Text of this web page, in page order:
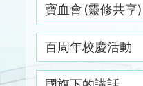
寶血會 (靈修共享)
百周年校慶活動